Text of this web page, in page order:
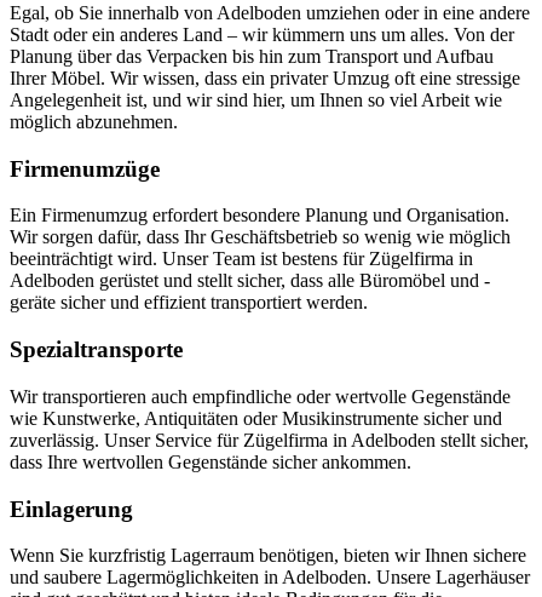
Egal, ob Sie innerhalb von Adelboden umziehen oder in eine andere
Stadt oder ein anderes Land – wir kümmern uns um alles. Von der
Planung über das Verpacken bis hin zum Transport und Aufbau
Ihrer Möbel. Wir wissen, dass ein privater Umzug oft eine stressige
Angelegenheit ist, und wir sind hier, um Ihnen so viel Arbeit wie
möglich abzunehmen.
Firmenumzüge
Ein Firmenumzug erfordert besondere Planung und Organisation.
Wir sorgen dafür, dass Ihr Geschäftsbetrieb so wenig wie möglich
beeinträchtigt wird. Unser Team ist bestens für Zügelfirma in
Adelboden gerüstet und stellt sicher, dass alle Büromöbel und -
geräte sicher und effizient transportiert werden.
Spezialtransporte
Wir transportieren auch empfindliche oder wertvolle Gegenstände
wie Kunstwerke, Antiquitäten oder Musikinstrumente sicher und
zuverlässig. Unser Service für Zügelfirma in Adelboden stellt sicher,
dass Ihre wertvollen Gegenstände sicher ankommen.
Einlagerung
Wenn Sie kurzfristig Lagerraum benötigen, bieten wir Ihnen sichere
und saubere Lagermöglichkeiten in Adelboden. Unsere Lagerhäuser